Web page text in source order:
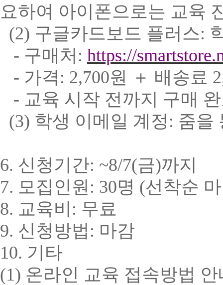
요하여 아이폰으로는 교육
(2) 구글카드보드 플러스:
- 구매처 : https://
- 가격 : 2,700원 ＋ 배송료
- 교육 시작 전까지 구매
(3) 학생 이메일 계정 : 줌을
6. 신청기간: ~8/7(금)까지
7. 모집인원 : 30명 (선착순
8. 교육비 : 무료
9. 신청방법: 마감
10. 기타
(1) 온라인 교육 접속방법